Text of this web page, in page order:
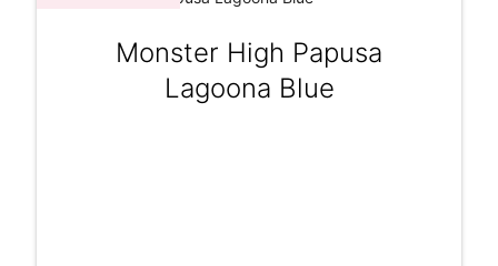
Monster High Papusa
Lagoona Blue